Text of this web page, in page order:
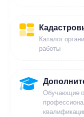
Каталог
работы
Обучающие